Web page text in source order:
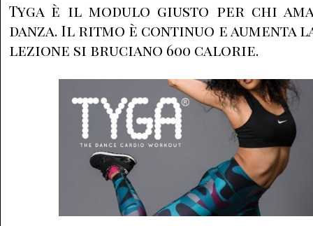
Tyga è il modulo giusto per chi
danza. Il ritmo è continuo e aumenta
lezione si bruciano 600 calorie.